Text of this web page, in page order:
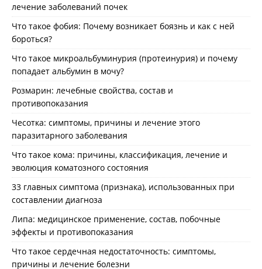
лечение заболеваний почек
Что такое фобия: Почему возникает боязнь и как с ней
бороться?
Что такое микроальбуминурия (протеинурия) и почему
попадает альбумин в мочу?
Розмарин: лечебные свойства, состав и
противопоказания
Чесотка: симптомы, причины и лечение этого
паразитарного заболевания
Что такое кома: причины, классификация, лечение и
эволюция коматозного состояния
33 главных симптома (признака), использованных при
составлении диагноза
Липа: медицинское применение, состав, побочные
эффекты и противопоказания
Что такое сердечная недостаточность: симптомы,
причины и лечение болезни